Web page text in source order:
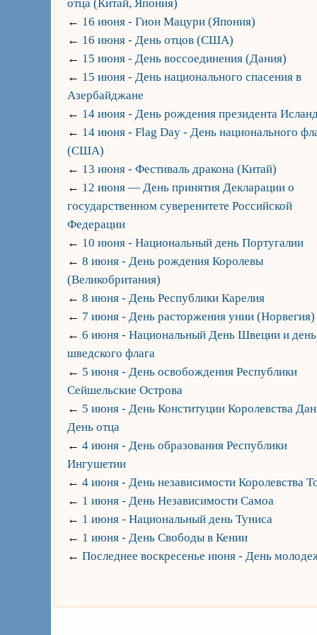
отца (Китай, Япония)
← 16 июня - Гион Мацури (Япония)
← 16 июня - День отцов (США)
← 15 июня - День воссоединения (Дания)
← 15 июня - День национального спасения в
Азербайджане
← 14 июня - День рождения президента
← 14 июня - Flag Day - День национального
(США)
← 13 июня - Фестиваль дракона (Китай)
← 12 июня — День принятия Декларации о
государственном суверенитете Российской
Федерации
← 10 июня - Национальный день Португалии
← 8 июня - День рождения Королевы
(Великобритания)
← 8 июня - День Республики Карелия
← 7 июня - День расторжения унии (Норвегия)
← 6 июня - Национальный День Швеции и день
шведского флага
← 5 июня - День освобождения Республики
Сейшельские Острова
← 5 июня - День Конституции Королевства
День отца
← 4 июня - День образования Республики
Ингушетии
← 4 июня - День независимости Королевства
← 1 июня - День Независимости Самоа
← 1 июня - Национальный день Туниса
← 1 июня - День Свободы в Кении
← Последнее воскресенье июня - День